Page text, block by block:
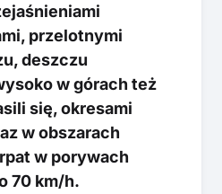
przelotnymi
deszczu
w górach też
się, okresami
w obszarach
w porywach
70 km/h.